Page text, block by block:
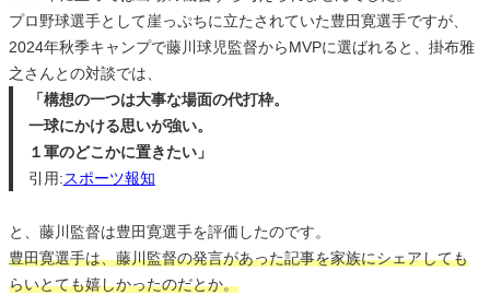
プロ野球選手として崖っぷちに立たされていた豊田寛選手ですが、
2024年秋季キャンプで藤川球児監督からMVPに選ばれると、掛布雅
之さんとの対談では、
「構想の一つは大事な場面の代打枠。
一球にかける思いが強い。
１軍のどこかに置きたい」
引用:スポーツ報知
と、藤川監督は豊田寛選手を評価したのです。
豊田寛選手は、藤川監督の発言があった記事を家族にシェアしても
らいとても嬉しかったのだとか。